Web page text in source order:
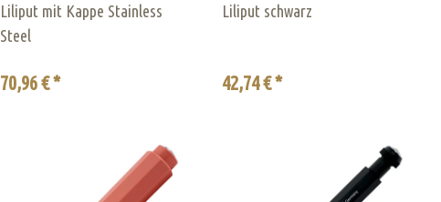
Liliput mit Kappe Stainless
Steel
70,96 € *
Liliput schwarz
42,74 € *